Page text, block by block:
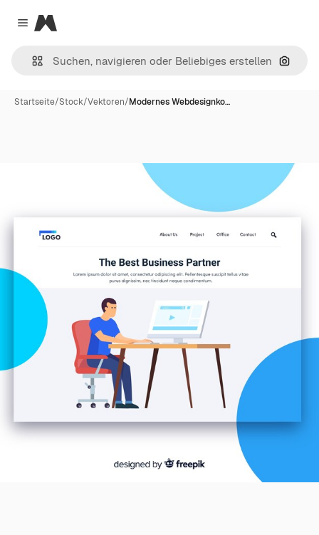
Close menu
Magnific
Nach
Startseite/Stock/Vektoren/Modernes Webdesignko…